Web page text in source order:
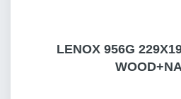
LENOX 956G